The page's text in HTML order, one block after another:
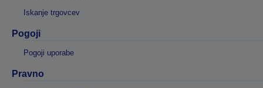
Iskanje trgovcev
Pogoji
Pogoji uporabe
Pravno